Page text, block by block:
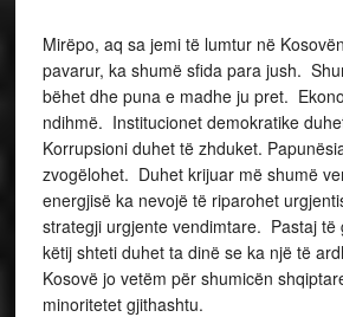
Mirëpo, aq sa jemi të lumtur në
pavarur, ka shumë sfida para jush.
bëhet dhe puna e madhe ju pret.
ndihmë. Institucionet demokratike
Korrupsioni duhet të zhduket.
zvogëlohet. Duhet krijuar më shumë
energjisë ka nevojë të riparohet
strategji urgjente vendimtare. Pastaj të
këtij shteti duhet ta dinë se ka një të
Kosovë jo vetëm për shumicën
minoritetet gjithashtu.